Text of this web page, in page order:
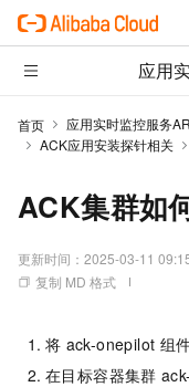
应用
首页 应用实时监控服务
ACK应用安装探针相关
ACK集群如
更新时间： 2025-03-11
复制 MD 格式
将 ack-onepilot 组
在目标容器集群